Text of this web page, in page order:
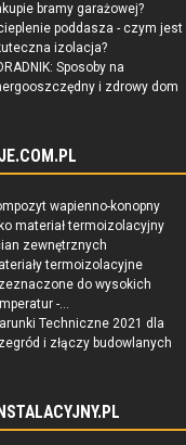
bramy garażowej?
poddasza - czym jest
izolacja?
Sposoby na
i zdrowy dom
wapienno-konopny
materiał termoizolacyjny
zewnętrznych
termoizolacyjne
do wysokich
-...
Techniczne 2021 dla
i złączy budowlanych